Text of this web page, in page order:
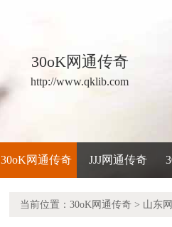
30oK网通传奇
http://www.qklib.com
30oK网通传奇 JJJ网通传奇
当前位置： 30oK网通传奇 > 山东